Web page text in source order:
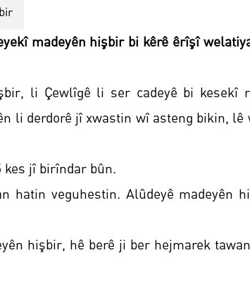
madeyên hişbir bi kêrê êrîşî
li Çewlîgê li ser cadeyê bi kesekî
li derdorê jî xwastin wî asteng bikin, lê
jî birîndar bûn.
hatin veguhestin. Alûdeyê madeyên
hişbir, hê berê ji ber hejmarek